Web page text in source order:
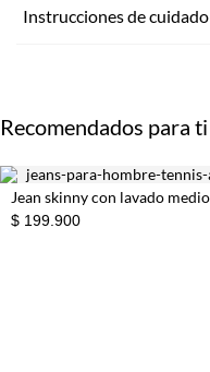
Instrucciones de cuidado
Recomendados para ti
$ 199.900